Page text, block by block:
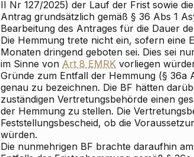
II Nr 127/2025) der Lauf der Frist sowie
Antrag grundsätzlich gemäß § 36 Abs 1
Bearbeitung des Antrages für die Dauer
Die Hemmung trete nicht ein, sofern eine
Monaten dringend geboten sei. Dies sei
im Sinne von Art 8 EMRK vorliegen
Gründe zum Entfall der Hemmung (§ 36a
genau zu bezeichnen. Die BF hätten
zuständigen Vertretungsbehörde einen
der Hemmung zu stellen. Die
Feststellungsbescheid, ob die
würden.
Die nunmehrigen BF brachte daraufhin